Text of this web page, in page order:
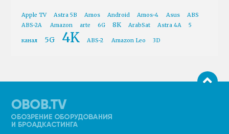
Apple TV Astra 5B Amos Android Amos-4 Asus
ABS
ABS-2A
Amazon arte 6G 8K ArabSat Astra 4A 5
канал 5G 4K ABS-2 Amazon Leo 3D